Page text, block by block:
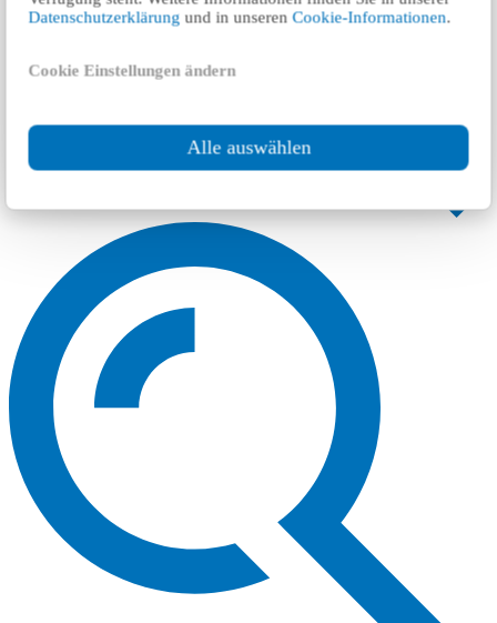
Datenschutzerklärung und in unserenCookie-Informationen.
Cookie Einstellungen ändern
Alle auswählen